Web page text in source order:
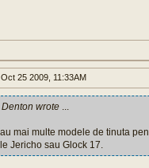
25 2009, 11:33AM
wrote ...
au mai multe modele de tinuta
Jericho sau Glock 17.